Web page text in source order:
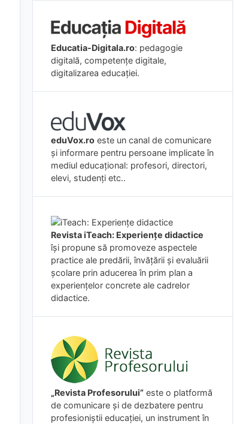
Educatia-Digitala.ro: pedagogie
digitală, competențe digitale,
digitalizarea educației.
eduVox.ro este un canal de comunicare
și informare pentru persoane implicate în
mediul educațional: profesori, directori,
elevi, studenți etc..
Revista iTeach: Experienţe didactice
îşi propune să promoveze aspectele
practice ale predării, învăţării şi evaluării
şcolare prin aducerea în prim plan a
experienţelor concrete ale cadrelor
didactice.
„Revista Profesorului” este o platformă
de comunicare și de dezbatere pentru
profesioniștii educației, un instrument în